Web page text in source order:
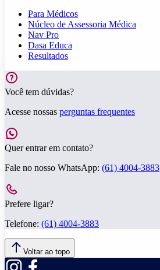
Para Médicos
Núcleo de Assessoria Médica
Nav Pro
Dasa Educa
Resultados
Você tem dúvidas?
Acesse nossas perguntas frequentes
Quer entrar em contato?
Fale no nosso WhatsApp: (61) 4004-3883
Prefere ligar?
Telefone: (61) 4004-3883
Voltar ao topo